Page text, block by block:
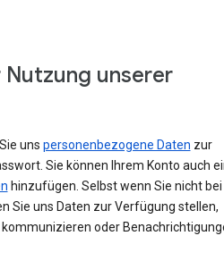
Nutzung unserer
uns personenbezogene Daten zur
Sie können Ihrem Konto auch
hinzufügen. Selbst wenn Sie nicht bei
Sie uns Daten zur Verfügung stellen,
oder